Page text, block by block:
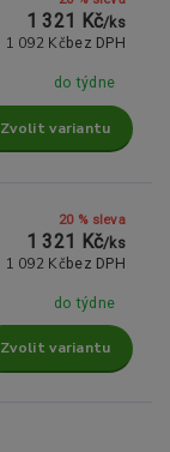
1 321 Kč/ks
1 092 Kč bez DPH
do týdne
Zvolit variantu
20 % sleva
1 321 Kč/ks
1 092 Kč bez DPH
do týdne
Zvolit variantu